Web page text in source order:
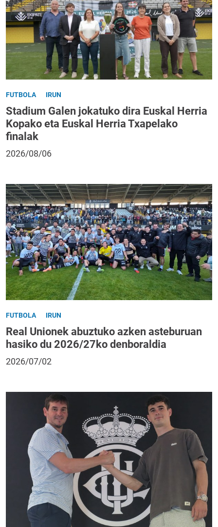
FUTBOLA IRUN
Stadium Galen jokatuko dira Euskal Herria
Kopako eta Euskal Herria Txapelako
finalak
2026/08/06
FUTBOLA IRUN
Real Unionek abuztuko azken asteburuan
hasiko du 2026/27ko denboraldia
2026/07/02